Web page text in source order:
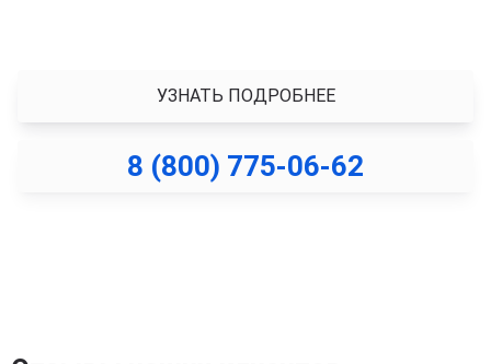
УЗНАТЬ ПОДРОБНЕЕ
8 (800) 775-06-62